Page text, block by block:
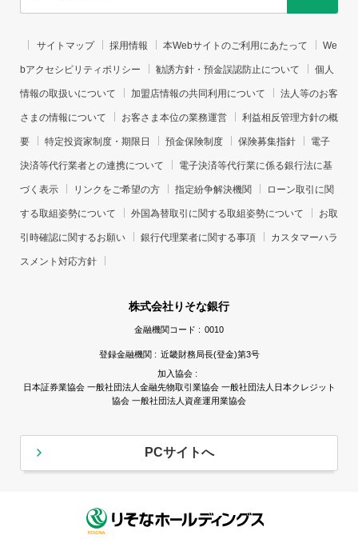
サイトマップ 採用情報 本Webサイトのご利用にあたって We
bアクセシビリティポリシー 勧誘方針・預金誤認防止について 個人
情報の取扱いについて 加盟店情報の共同利用について 法人等のお客
さまの情報について お客さま本位の業務運営 利益相反管理方針の概
要 特定投資家制度・期限日 預金保険制度 保険募集指針 電子
決済等代行業者との連携について 電子決済等代行業に係る銀行法に基
づく表示 リンクをご希望の方 指定紛争解決機関 ローン取引に関
する取組姿勢について 外国為替取引に関する取組姿勢について お取
引時確認に関するお願い 銀行代理業者に関する事項 カスタマーハラ
スメント対応方針
株式会社りそな銀行
金融機関コード : 0010
登録金融機関 : 近畿財務局長(登金)第3号
加入協会 :
日本証券業協会 一般社団法人金融先物取引業協会 一般社団法人日本クレジット
協会 一般社団法人資産運用業協会
PCサイトへ